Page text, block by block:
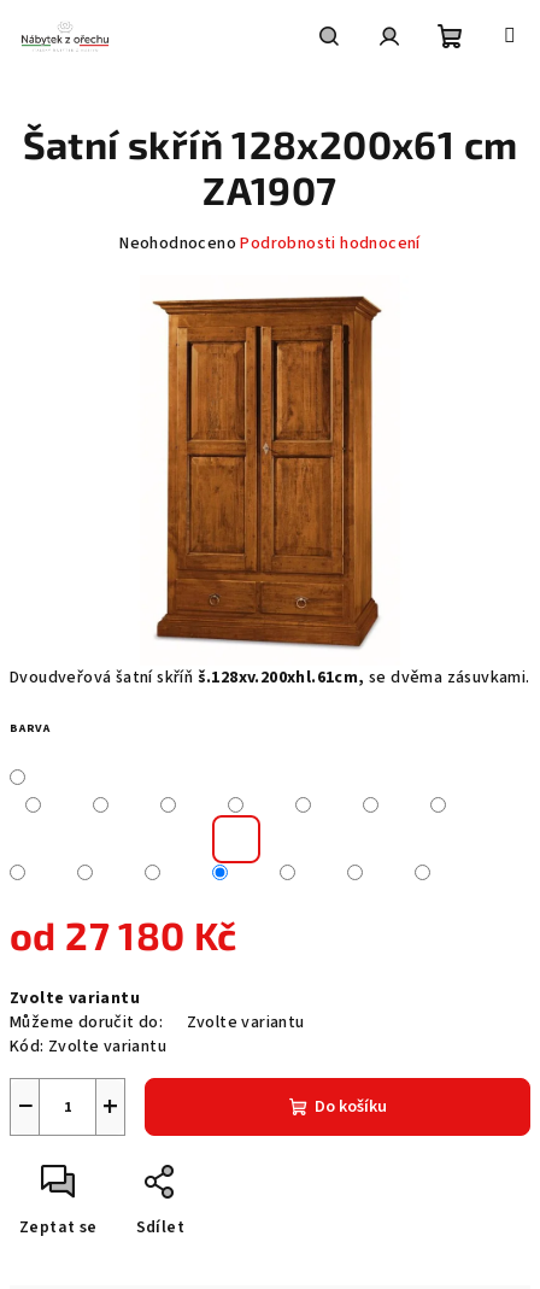
obsah
košík
Dvoudveřová šatní skříň š.128xv.200xhl.61cm,se dvěma zásuvkami.
BARVA
od 27 180 Kč
cena:
Zvolte variantu
Můžeme doručit do:
Zvolte variantu
Kód: Zvolte variantu
+
− Do košíku
Zeptat se Sdílet
Šatní skříň 128x200x61 cm
ZA1907
Průměrné
hvězdiček.
Neohodnoceno Podrobnosti hodnocení